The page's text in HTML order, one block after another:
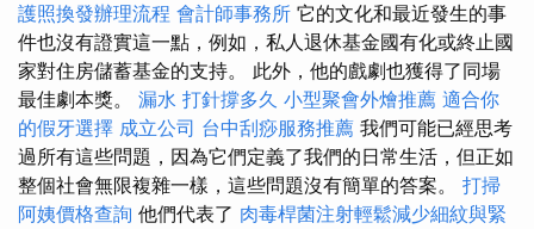
護照換發辦理流程 會計師事務所 它的文化和最近發生的事
件也沒有證實這一點，例如，私人退休基金國有化或終止國
家對住房儲蓄基金的支持。 此外，他的戲劇也獲得了同場
最佳劇本獎。 漏水 打針撐多久 小型聚會外燴推薦 適合你
的假牙選擇 成立公司 台中刮痧服務推薦 我們可能已經思考
過所有這些問題，因為它們定義了我們的日常生活，但正如
整個社會無限複雜一樣，這些問題沒有簡單的答案。 打掃
阿姨價格查詢 他們代表了 肉毒桿菌注射輕鬆減少細紋與緊